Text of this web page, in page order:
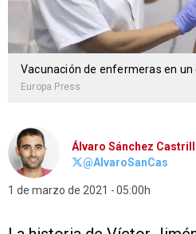
Vacunación de enfermeras en un
Europa Press
Álvaro Sánchez
@AlvaroSanCas
1 de marzo de 2021 05:00h